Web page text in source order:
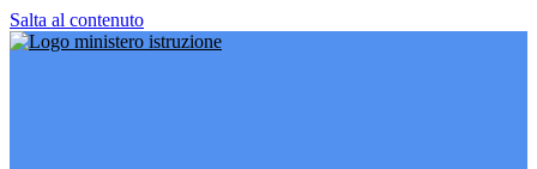
Salta al contenuto